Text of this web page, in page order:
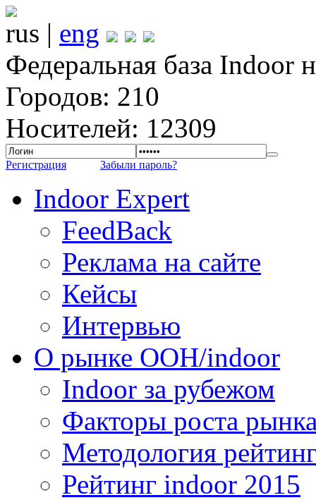
rus | eng
Федеральная база Indoor
Городов: 210
Носителей: 12309
Регистрация Забыли пароль?
Indoor Expert
FeedBack
Реклама на сайте
Кейсы
Интервью
О рынке OOH/indoor
Indoor за рубежом
Факторы роста
Методология
Рейтинг indoor 2015